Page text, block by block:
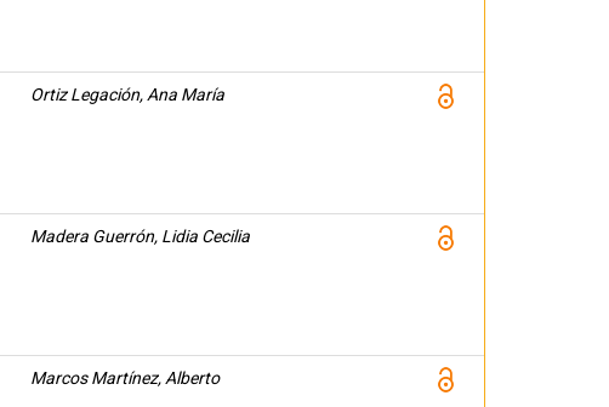
Ortiz Legación, Ana María
Madera Guerrón, Lidia Cecilia
Marcos Martínez, Alberto